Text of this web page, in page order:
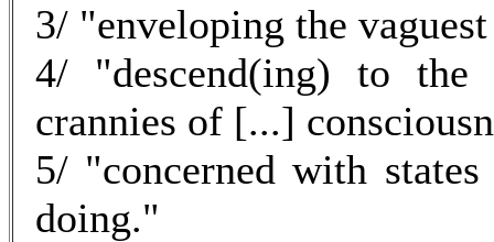
3/ "enveloping the
4/ "descend(ing) to the
crannies of [...]
5/ "concerned with
doing."